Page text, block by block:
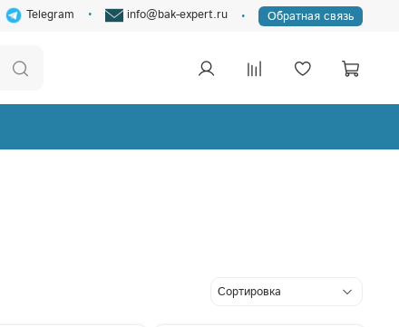
Telegram info@bak-expert.ru Обратная связь